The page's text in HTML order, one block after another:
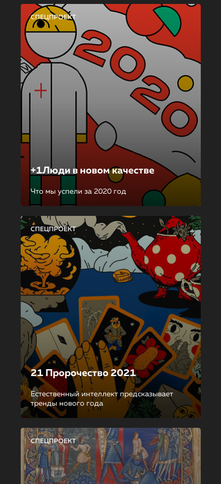
СПЕЦПРОЕКТ
+1Люди в новом качестве
Что мы успели за 2020 год
СПЕЦПРОЕКТ
21 Пророчество 2021
Естественный интеллект предсказывает
тренды нового года
СПЕЦПРОЕКТ